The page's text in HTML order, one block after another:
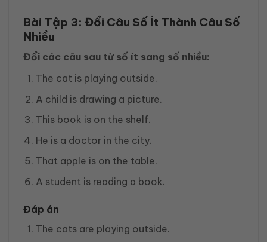
Bài Tập 3: Đổi Câu Số Ít Thành Câu Số
Nhiều
Đổi các câu sau từ số ít sang số nhiều:
The cat is playing outside.
A child is drawing a picture.
This book is on the shelf.
He is a doctor in the city.
That apple is on the table.
A student is reading a book.
Đáp án
The cats are playing outside.